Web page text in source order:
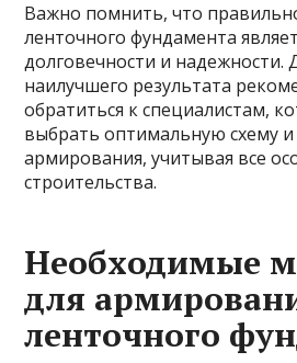
Важно помнить, что
ленточного фундамента
долговечности и надежности.
наилучшего результата
обратиться к специалистам,
выбрать оптимальную схему и
армирования, учитывая все
строительства.
Необходимые
для
ленточного